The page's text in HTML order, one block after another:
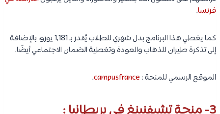
فرنسا.
كما يغطي هذا البرنامج بدل شهري للطلاب يُقدر بـ 1,181 يورو، بالإضافة
إلى تذكرة طيران للذهاب والعودة وتغطية الضمان الاجتماعي أيضًا.
الموقع الرسمي للمنحة : campusfrance
.